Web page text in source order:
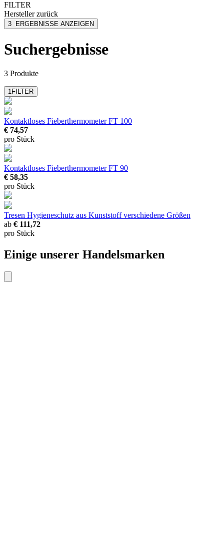
FILTER
Herstellerzurück
Aristo
Geotec
3 ERGEBNISSE ANZEIGEN
Suchergebnisse
3 Produkte
1FILTER
Kontaktloses Fieberthermometer FT 100
€ 74,57
pro Stück
Kontaktloses Fieberthermometer FT 90
€ 58,35
pro Stück
Tresen Hygieneschutz aus Kunststoffverschiedene Größen
ab € 111,72
pro Stück
Einige unserer Handelsmarken